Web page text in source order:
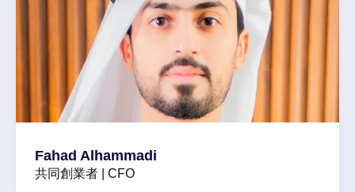
Fahad Alhammadi
共同創業者 | CFO